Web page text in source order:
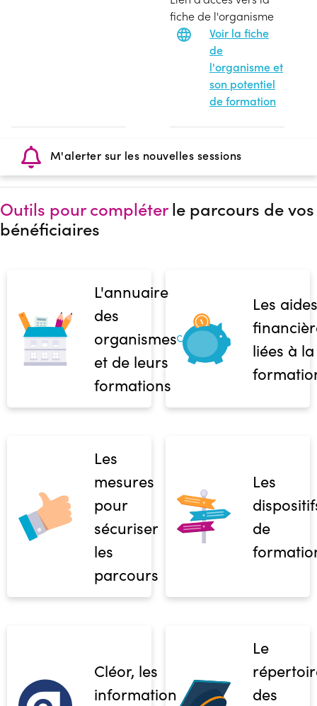
fiche de l'organisme
Voir la fiche
de
l'organisme et
son potentiel
de formation
M'alerter sur les nouvelles sessions
Outils pour compléterle parcours de vos
bénéficiaires
L'annuaire
des
organismes
et de leurs
formations
Les aides
liées à la
Les
mesures
pour
sécuriser
les
parcours
Les
de
Cléor, les
informations
Le
des